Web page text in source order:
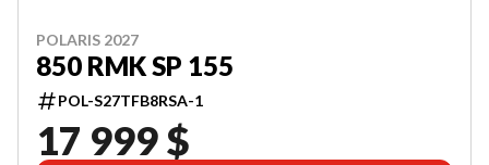
POLARIS 2027
850 RMK SP 155
POL-S27TFB8RSA-1
17 999 $